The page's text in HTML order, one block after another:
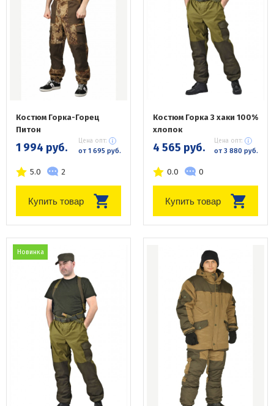
Костюм Горка-Горец
Питон
1 994 руб. Цена опт:
от 1 695 руб.
5.0 2
Купить товар
Костюм Горка 3 хаки 100%
хлопок
4 565 руб. Цена опт:
от 3 880 руб.
0.0 0
Купить товар
Новинка